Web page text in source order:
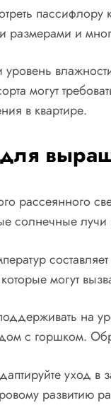
размерами и
могут
в квартире.
рассеянного
солнечные
могут
на
с горшком.
уход
развитию